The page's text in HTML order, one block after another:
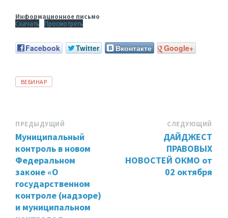
Информационное письмо
Скачать
Просмотреть
Facebook Twitter Вконтакте Google+
ТЕГИ:
ВЕБИНАР
ПРЕДЫДУЩИЙ
Муниципальный
контроль в новом
Федеральном
законе «О
государственном
контроле (надзоре)
и муниципальном
СЛЕДУЮЩИЙ
ДАЙДЖЕСТ
ПРАВОВЫХ
НОВОСТЕЙ ОКМО от
02 октября